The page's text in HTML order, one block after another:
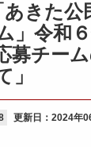
きた公
」令和
募チー
」
更新日： 2024年